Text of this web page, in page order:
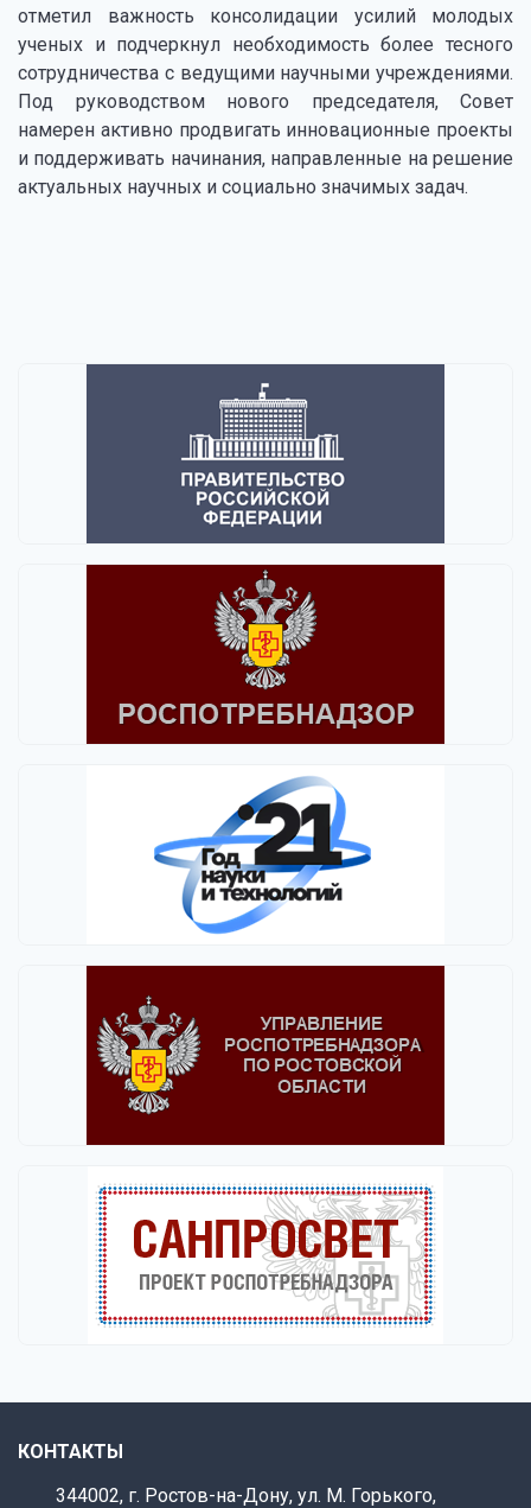
отметил важность консолидации усилий молодых
ученых и подчеркнул необходимость более тесного
сотрудничества с ведущими научными учреждениями.
Под руководством нового председателя, Совет
намерен активно продвигать инновационные проекты
и поддерживать начинания, направленные на решение
актуальных научных и социально значимых задач.
КОНТАКТЫ
344002, г. Ростов-на-Дону, ул. М. Горького,